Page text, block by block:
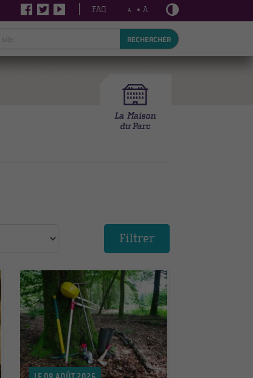
FAQ A • A
RECHERCHER
Filtrer
LE 08 AOÛT 2026